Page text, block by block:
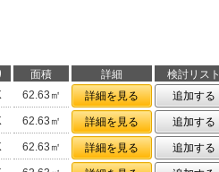
面積 詳細
検討リスト
62.63㎡ 詳細を見る
追加する
62.63㎡ 詳細を見る
追加する
62.63㎡ 詳細を見る
追加する